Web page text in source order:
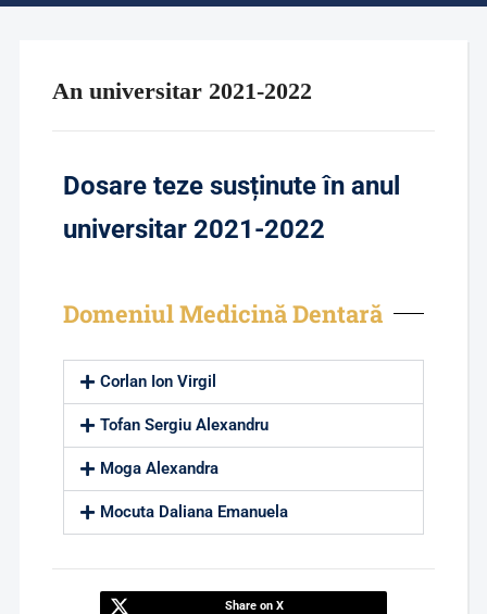
An universitar 2021-2022
Dosare teze susținute în anul
universitar 2021-2022
Domeniul Medicină Dentară
Corlan Ion Virgil
Tofan Sergiu Alexandru
Moga Alexandra
Mocuta Daliana Emanuela
Share on X